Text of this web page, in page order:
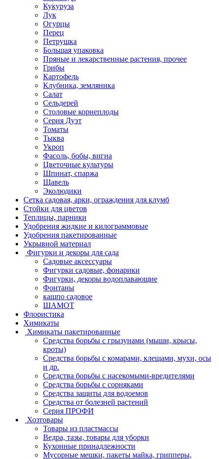
Кукуруза
Лук
Огурцы
Перец
Петрушка
Большая упаковка
Пряные и лекарственные растения, прочее
Грибы
Картофель
Клубника, земляника
Салат
Сельдерей
Столовые корнеплоды
Серия Дуэт
Томаты
Тыква
Укроп
Фасоль, бобы, вигна
Цветочные культуры
Шпинат, спаржа
Щавель
Эколюдики
Сетка садовая, арки, ограждения для клумб
Стойки для цветов
Теплицы, парники
Удобрения жидкие и килограммовые
Удобрения пакетированные
Укрывной материал
Фигурки и декоры для сада
Садовые аксессуары
Фигурки садовые, фонарики
Фигурки, декоры водоплавающие
Фонтаны
кашпо садовое
ШАМОТ
Флористика
Химикаты
Химикаты пакетированные
Средства борьбы с грызунами (мыши, крысы,
кроты)
Средства борьбы с комарами, клещами, мухи, осы
и др.
Средства борьбы с насекомыми-вредителями
Средства борьбы с сорняками
Средства защиты для водоемов
Средства от болезней растений
Серия ПРОФИ
Хозтовары
Товары из пластмассы
Ведра, тазы, товары для уборки
Кухонные принадлежности
Мусорные мешки, пакеты майка, грипперы,